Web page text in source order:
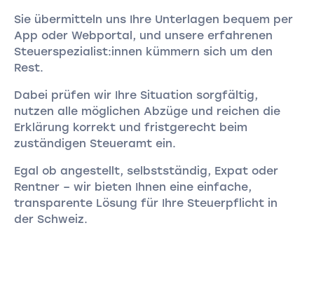
Sie übermitteln uns Ihre Unterlagen bequem per
App oder Webportal, und unsere erfahrenen
Steuerspezialist:innen kümmern sich um den
Rest.
Dabei prüfen wir Ihre Situation sorgfältig,
nutzen alle möglichen Abzüge und reichen die
Erklärung korrekt und fristgerecht beim
zuständigen Steueramt ein.
Egal ob angestellt, selbstständig, Expat oder
Rentner – wir bieten Ihnen eine einfache,
transparente Lösung für Ihre Steuerpflicht in
der Schweiz.